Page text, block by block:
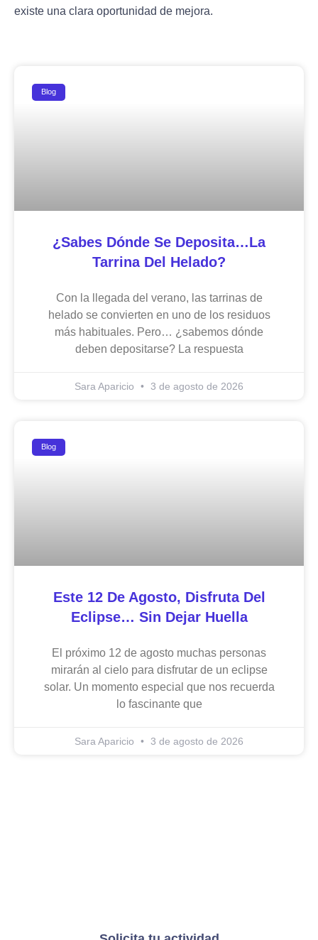
existe una clara oportunidad de mejora.
Blog
¿Sabes Dónde Se Deposita…la
Tarrina Del Helado?
Con la llegada del verano, las tarrinas de
helado se convierten en uno de los residuos
más habituales. Pero… ¿sabemos dónde
deben depositarse? La respuesta
Sara Aparicio 3 de agosto de 2026
Blog
Este 12 De Agosto, Disfruta Del
Eclipse… Sin Dejar Huella
El próximo 12 de agosto muchas personas
mirarán al cielo para disfrutar de un eclipse
solar. Un momento especial que nos recuerda
lo fascinante que
Sara Aparicio 3 de agosto de 2026